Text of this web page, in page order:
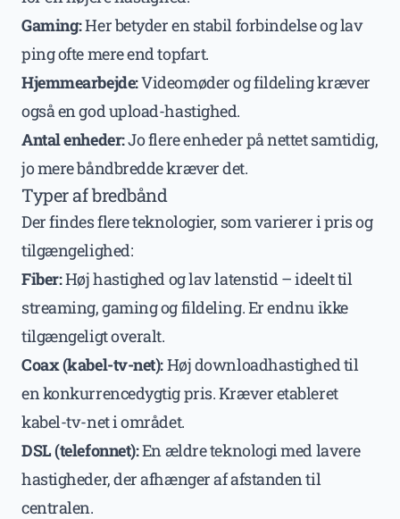
Gaming:Her betyder en stabil forbindelse og lav
ping ofte mere end topfart.
Hjemmearbejde:Videomøder og fildeling kræver
også en god upload-hastighed.
Antal enheder:Jo flere enheder på nettet samtidig,
jo mere båndbredde kræver det.
Typer af bredbånd
Der findes flere teknologier, som varierer i pris og
tilgængelighed:
Fiber:Høj hastighed og lav latenstid – ideelt til
streaming, gaming og fildeling. Er endnu ikke
tilgængeligt overalt.
Coax (kabel-tv-net):Høj downloadhastighed til
en konkurrencedygtig pris. Kræver etableret
kabel-tv-net i området.
DSL (telefonnet):En ældre teknologi med lavere
hastigheder, der afhænger af afstanden til
centralen.